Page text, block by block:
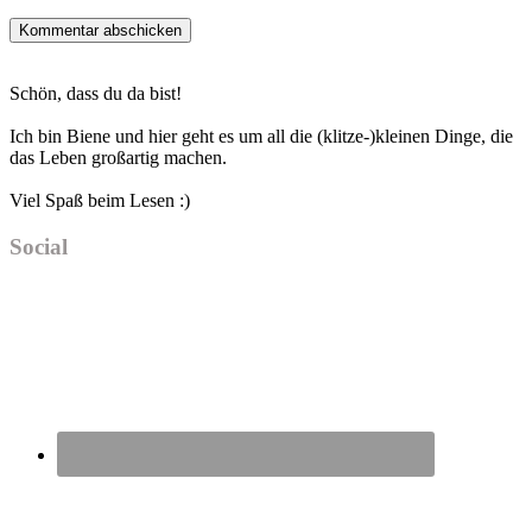
Sidebar
Schön, dass du da bist!
Ich bin Biene und hier geht es um all die (klitze-)kleinen Dinge, die
das Leben großartig machen.
Viel Spaß beim Lesen :)
Social